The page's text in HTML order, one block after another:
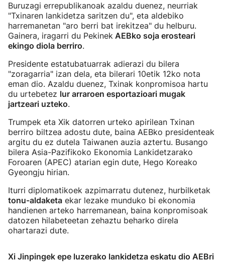
Buruzagi errepublikanoak azaldu duenez, neurriak
"Txinaren lankidetza saritzen du", eta aldebiko
harremanetan "aro berri bat irekitzea" du helburu.
Gainera, iragarri du Pekinek AEBko soja erosteari
ekingo diola berriro.
Presidente estatubatuarrak adierazi du bilera
"zoragarria" izan dela, eta bilerari 10etik 12ko nota
eman dio. Azaldu duenez, Txinak konpromisoa hartu
du urtebetez lur arraroen esportazioari mugak
jartzeari uzteko.
Trumpek eta Xik datorren urteko apirilean Txinan
berriro biltzea adostu dute, baina AEBko presidenteak
argitu du ez dutela Taiwanen auzia aztertu. Busango
bilera Asia-Pazifikoko Ekonomia Lankidetzarako
Foroaren (APEC) atarian egin dute, Hego Koreako
Gyeongju hirian.
Iturri diplomatikoek azpimarratu dutenez, hurbilketak
tonu-aldaketa ekar lezake munduko bi ekonomia
handienen arteko harremanean, baina konpromisoak
datozen hilabeteetan zehaztu beharko direla
ohartarazi dute.
Xi Jinpingek epe luzerako lankidetza eskatu dio AEBri